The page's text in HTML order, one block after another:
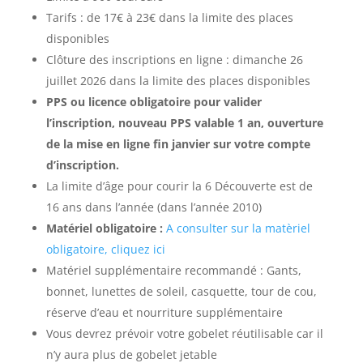
Tarifs : de 17€ à 23€ dans la limite des places
disponibles
Clôture des inscriptions en ligne : dimanche 26
juillet 2026 dans la limite des places disponibles
PPS ou licence obligatoire pour valider
l’inscription, nouveau PPS valable 1 an, ouverture
de la mise en ligne fin janvier sur votre compte
d’inscription.
La limite d’âge pour courir la 6 Découverte est de
16 ans dans l’année (dans l’année 2010)
Matériel obligatoire : A consulter sur la matèriel
obligatoire, cliquez ici
Matériel supplémentaire recommandé : Gants,
bonnet, lunettes de soleil, casquette, tour de cou,
réserve d’eau et nourriture supplémentaire
Vous devrez prévoir votre gobelet réutilisable car il
n’y aura plus de gobelet jetable